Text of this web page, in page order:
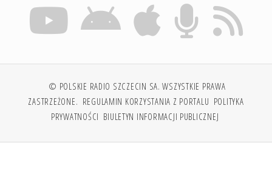
© POLSKIE RADIO SZCZECIN SA. WSZYSTKIE PRAWA
ZASTRZEŻONE. REGULAMIN KORZYSTANIA Z PORTALU POLITYKA
PRYWATNOŚCI BIULETYN INFORMACJI PUBLICZNEJ